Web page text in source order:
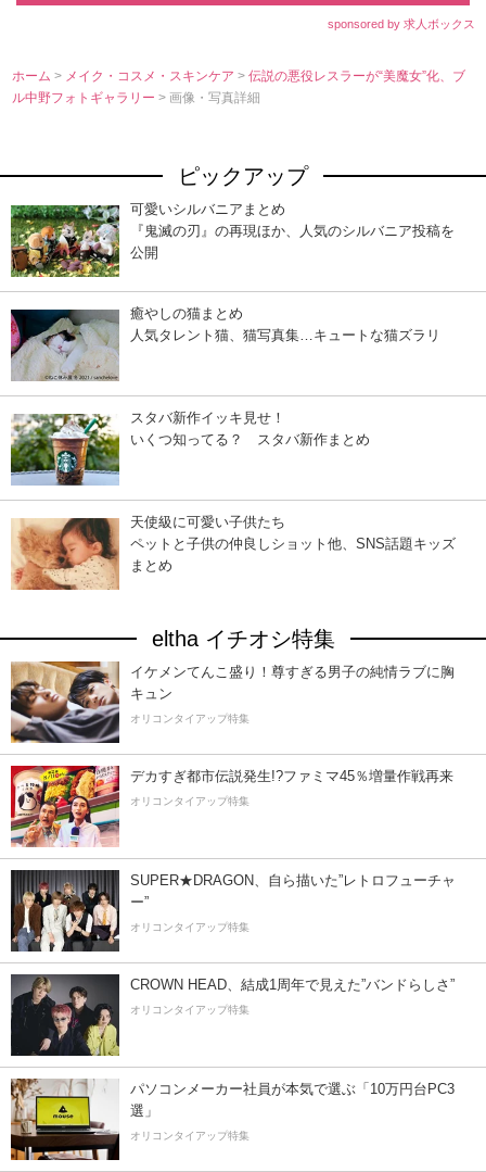
sponsored by 求人ボックス
ホーム > メイク・コスメ・スキンケア>伝説の悪役レスラーが“美魔女”化、ブ
ル中野フォトギャラリー> 画像・写真詳細
ピックアップ
可愛いシルバニアまとめ
『鬼滅の刃』の再現ほか、人気のシルバニア投稿を
公開
癒やしの猫まとめ
人気タレント猫、猫写真集…キュートな猫ズラリ
スタバ新作イッキ見せ！
いくつ知ってる？ スタバ新作まとめ
天使級に可愛い子供たち
ペットと子供の仲良しショット他、SNS話題キッズ
まとめ
eltha イチオシ特集
イケメンてんこ盛り！尊すぎる男子の純情ラブに胸
キュン
オリコンタイアップ特集
デカすぎ都市伝説発生!?ファミマ45％増量作戦再来
オリコンタイアップ特集
SUPER★DRAGON、自ら描いた”レトロフューチャ
ー”
オリコンタイアップ特集
CROWN HEAD、結成1周年で見えた”バンドらしさ”
オリコンタイアップ特集
パソコンメーカー社員が本気で選ぶ「10万円台PC3
選」
オリコンタイアップ特集